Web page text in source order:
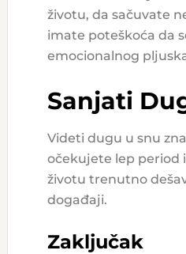
životu, da sačuvate
imate poteškoća da
emocionalnog
Sanjati
Videti dugu u snu
očekujete lep period
životu trenutno
događaji.
Zaključak